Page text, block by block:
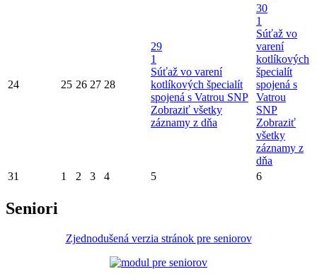
24 25 26 27 28
29
1
Súťaž vo varení
kotlíkových špecialít
spojená s Vatrou SNP
Zobraziť všetky
záznamy z dňa
30
1
Súťaž vo
varení
kotlíkových
špecialít
spojená s
Vatrou
SNP
Zobraziť
všetky
záznamy z
dňa
31
1 2 3 4 5 6
Seniori
Zjednodušená verzia stránok pre seniorov